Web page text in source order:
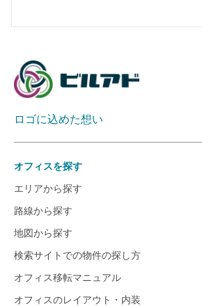
ロゴに込めた想い
オフィスを探す
エリアから探す
路線から探す
地図から探す
検索サイトでの物件の探し方
オフィス移転マニュアル
オフィスのレイアウト・内装